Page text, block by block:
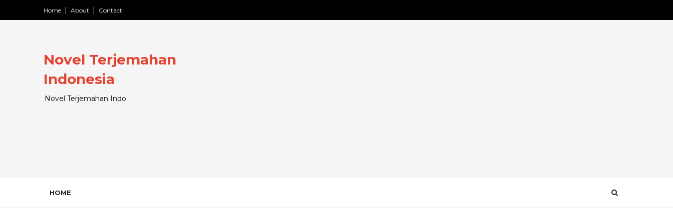
Home About Contact
Novel Terjemahan
Indonesia
Novel Terjemahan Indo
HOME